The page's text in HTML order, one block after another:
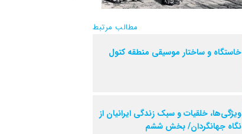
مطالب مرتبط
خاستگاه و ساختار موسیقی منطقه کتول
ویژگی‌ها، خلقیات و سبک زندگی ایرانیان از
نگاه جهانگردان/ بخش ششم